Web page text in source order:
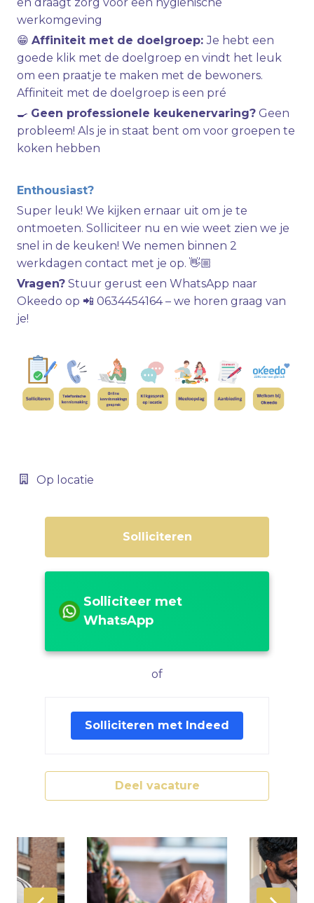
werkomgeving
😁 Affiniteit met de doelgroep:Je hebt een
goede klik met de doelgroep en vindt het leuk
om een praatje te maken met de bewoners.
Affiniteit met de doelgroep is een pré
🍳 Geen professionele keukenervaring? Geen
probleem! Als je in staat bent om voor groepen te
koken hebben
Enthousiast?
Super leuk! We kijken ernaar uit om je te
ontmoeten. Solliciteer nu en wie weet zien we je
snel in de keuken! We nemen binnen 2
werkdagen contact met je op. 👋🏼
Vragen? Stuur gerust een WhatsApp naar
Okeedo op 📲 0634454164 – we horen graag van
je!
Op locatie
Solliciteren
Solliciteer met
WhatsApp
of
Solliciteren met Indeed
Deel vacature